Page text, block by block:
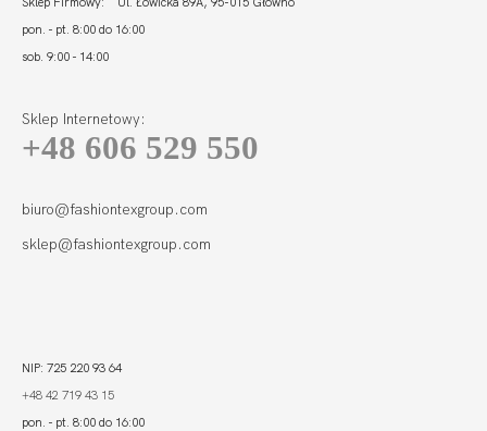
FORTUNA STRINGI
pon. - pt. 8:00 do 16:00
sob. 9:00 - 14:00
Sklep Internetowy:
+48 606 529 550
biuro@fashiontexgroup.com
sklep@fashiontexgroup.com
NIP: 725 220 93 64
+48 42 719 43 15
pon. - pt. 8:00 do 16:00